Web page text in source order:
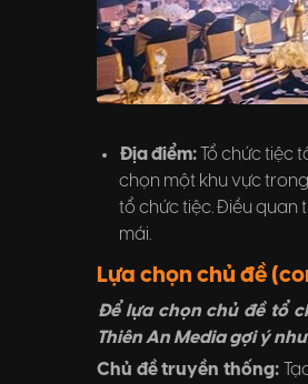
Địa điểm: Tổ chức tiệc
chọn một khu vực
tổ chức tiệc. Điều quan
mái.
Lựa chọn chủ đề
Để lựa chọn chủ đề tổ
Thiên An Media gợi ý
Chủ đề truyền thống: